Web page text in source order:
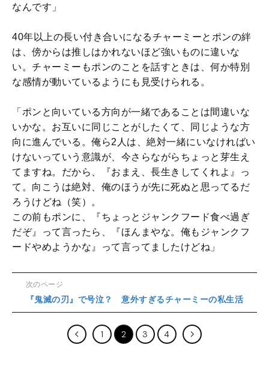
なんです」
40年以上の長い付き合いになるチャーミーとポンの絆
は、傍からは推しはかれないほど強いものに違いな
い。チャーミーもポンのことを話すときは、何か特別
な感情が動いているようにも見受けられる。
「ポンと向いている方向が一緒であることは間違いな
いかな。お互いに同じことがしたくて、同じような方
向に進んでいる。俺ら2人は、絶対一緒にいなければい
けないっていう意識が、今さらながらちょっと芽生え
てますね。だから、『おまえ、長生きしてくれよ』っ
て。向こうは絶対、俺のほうが先に死ぬと思ってるだ
ろうけどね（笑）。
この前もポンに、『ちょっとジャンクフード食べ過ぎ
だぞ』って言ったら、『ほんまやな。俺もジャンクフ
ードやめようかな』って言ってましたけどね」
次のページ
『鬼滅の刃』で号泣？ 意外すぎるチャーミーの私生活
1 2 3 4